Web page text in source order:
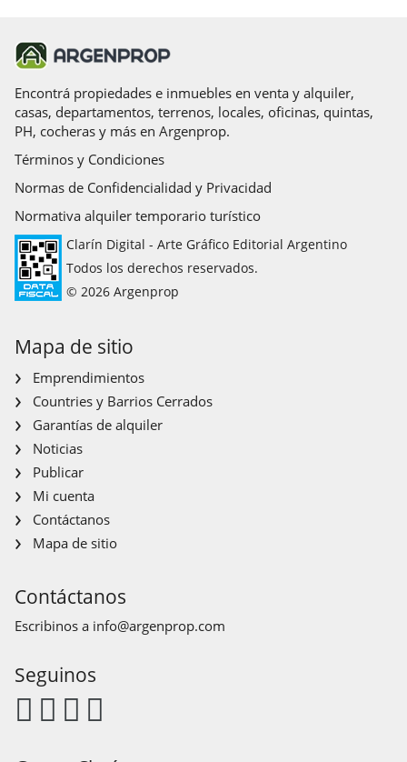
Encontrá propiedades e inmuebles en venta y alquiler,
casas, departamentos, terrenos, locales, oficinas, quintas,
PH, cocheras y más en Argenprop.
Términos y Condiciones
Normas de Confidencialidad y Privacidad
Normativa alquiler temporario turístico
Clarín Digital - Arte Gráfico Editorial Argentino
Todos los derechos reservados.
© 2026 Argenprop
Mapa de sitio
Emprendimientos
Countries y Barrios Cerrados
Garantías de alquiler
Noticias
Publicar
Mi cuenta
Contáctanos
Mapa de sitio
Contáctanos
Escribinos a info@argenprop.com
Seguinos